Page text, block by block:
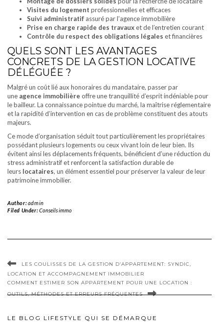
Visites du logement professionnelles et efficaces
Suivi administratif assuré par l’agence immobilière
Prise en charge rapide des travauxet de l’entretien courant
Contrôle du respect des obligations légales et financières
QUELS SONT LES AVANTAGES
CONCRETS DE LA GESTION LOCATIVE
DÉLÉGUÉE ?
Malgré un coût lié aux honoraires du mandataire, passer par
une agence immobilière offre une tranquillité d’esprit indéniable pour
le bailleur. La connaissance pointue du marché, la maîtrise réglementaire
et la rapidité d’intervention en cas de problème constituent des atouts
majeurs.
Ce mode d’organisation séduit tout particulièrement les propriétaires
possédant plusieurs logements ou ceux vivant loin de leur bien. Ils
évitent ainsi les déplacements fréquents, bénéficient d’une réduction du
stress administratif et renforcent la satisfaction durable de
leurs locataires, un élément essentiel pour préserver la valeur de leur
patrimoine immobilier.
Author:admin
Filed Under:Conseils immo
LES COULISSES DE LA GESTION D’APPARTEMENT: SYNDIC,
LOCATION ET ACCOMPAGNEMENT IMMOBILIER
COMMENT ESTIMER SON APPARTEMENT POUR UNE LOCATION :
OUTILS, MÉTHODES ET ERREURS FRÉQUENTES
LE BLOG LIFESTYLE QUI SE DÉMARQUE